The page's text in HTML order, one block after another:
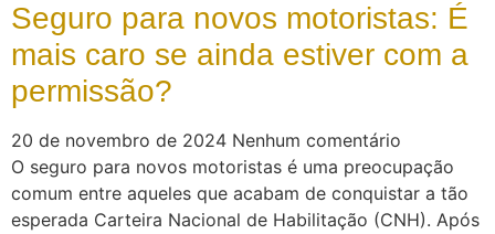
Seguro para novos motoristas: É
mais caro se ainda estiver com a
permissão?
20 de novembro de 2024 Nenhum comentário
O seguro para novos motoristas é uma preocupação
comum entre aqueles que acabam de conquistar a tão
esperada Carteira Nacional de Habilitação (CNH). Após